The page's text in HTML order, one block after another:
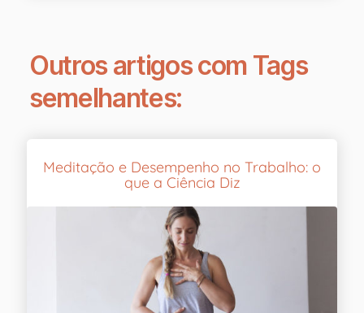
Outros artigos com Tags
semelhantes:
Meditação e Desempenho no Trabalho: o
que a Ciência Diz